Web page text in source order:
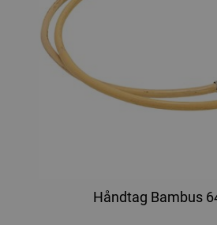
Håndtag Bambus